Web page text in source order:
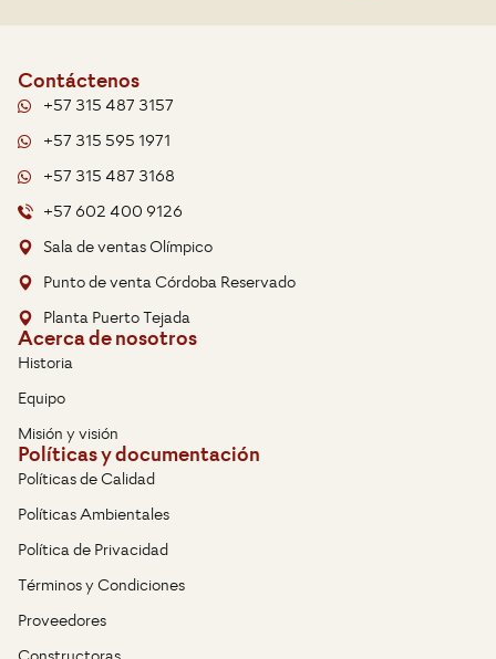
Contáctenos
+57 315 487 3157
+57 315 595 1971
+57 315 487 3168
+57 602 400 9126
Sala de ventas Olímpico
Punto de venta Córdoba Reservado
Planta Puerto Tejada
Acerca de nosotros
Historia
Equipo
Misión y visión
Políticas y documentación
Políticas de Calidad
Políticas Ambientales
Política de Privacidad
Términos y Condiciones
Proveedores